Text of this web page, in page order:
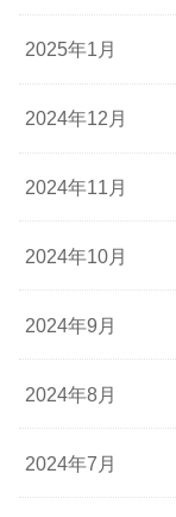
2025年1月
2024年12月
2024年11月
2024年10月
2024年9月
2024年8月
2024年7月